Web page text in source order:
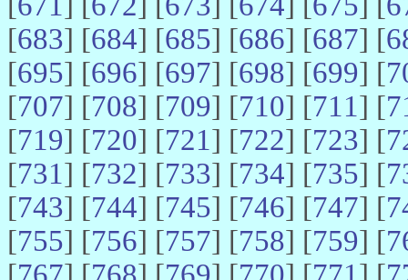
[683] [684] [685] [686] [687] [
[695] [696] [697] [698] [699] [
[707] [708] [709] [710] [711] [
[719] [720] [721] [722] [723] [
[731] [732] [733] [734] [735] [
[743] [744] [745] [746] [747] [
[755] [756] [757] [758] [759] [